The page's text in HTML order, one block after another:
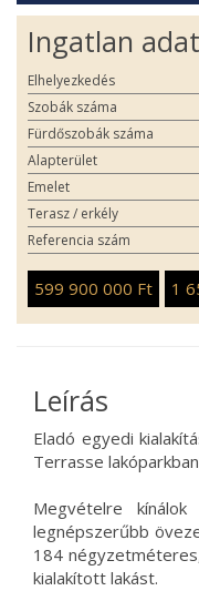
Ingatlan
Elhelyezkedés
Szobák száma
Fürdőszobák száma
Alapterület
Emelet
Terasz / erkély
Referencia szám
1
599 900 000 Ft
Leírás
Eladó egyedi
Terrasse
Megvételre
legnépszerűbb
184
kialakított lakást.